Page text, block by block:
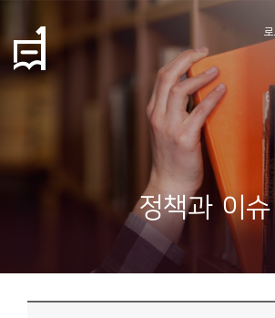
정책과 이슈
지
사